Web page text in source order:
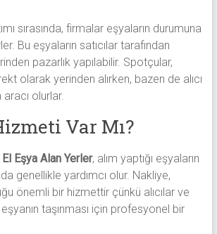
sırasında, firmalar eşyaların durumuna
Bu eşyaların satıcılar tarafından
pazarlık yapılabilir. Spotçular,
olarak yerinden alırken, bazen de alıcı
aracı olurlar.
Var Mı?
Eşya Alan Yerler, alım yaptığı eşyaların
genellikle yardımcı olur. Nakliye,
önemli bir hizmettir çünkü alıcılar ve
eşyanın taşınması için profesyonel bir